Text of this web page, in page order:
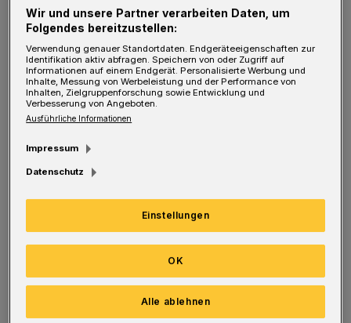
"Das Lob, als erste ISG in NRW diesen Award
zu erhalten, geben wir auch gerne an alle
anderen Akteure der Barmer Entwicklung
weiter. Ohne die gute Zusammenarbeit mit der
erreicht", ergänzt ISG-Geschäftsführer
Thomas Helbig. "Der BID Award 2015 ist uns
Ansporn für die zweite Halbzeit der ISG und
vielleicht ja auch darüber hinaus."
Wir und unsere Partner verarbeiten Daten, um
Folgendes bereitzustellen:
Verwendung genauer Standortdaten. Endgeräteeigenschaften zur
Identifikation aktiv abfragen. Speichern von oder Zugriff auf
Informationen auf einem Endgerät. Personalisierte Werbung und
Inhalte, Messung von Werbeleistung und der Performance von
Inhalten, Zielgruppenforschung sowie Entwicklung und
Verbesserung von Angeboten.
Ausführliche Informationen
Impressum
Datenschutz
Einstellungen
Alle ablehnen
OK